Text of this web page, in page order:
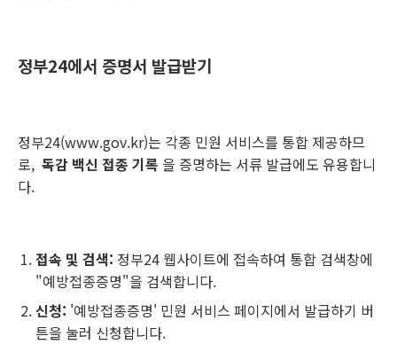
정부24에서 증명서 발급받기
정부24(www.gov.kr)는 각종 민원 서비스를 통합 제공하므
로, 독감 백신 접종 기록 을 증명하는 서류 발급에도 유용합니
다.
접속 및 검색: 정부24 웹사이트에 접속하여 통합 검색창에
"예방접종증명"을 검색합니다.
신청: '예방접종증명' 민원 서비스 페이지에서 발급하기 버
튼을 눌러 신청합니다.